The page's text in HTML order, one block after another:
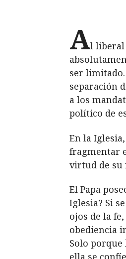
Al liberal
ser
separación
a los
político de
En la
fragmentar
virtud de su
El Papa
Iglesia? Si
ojos de la
obediencia
Solo
ella se